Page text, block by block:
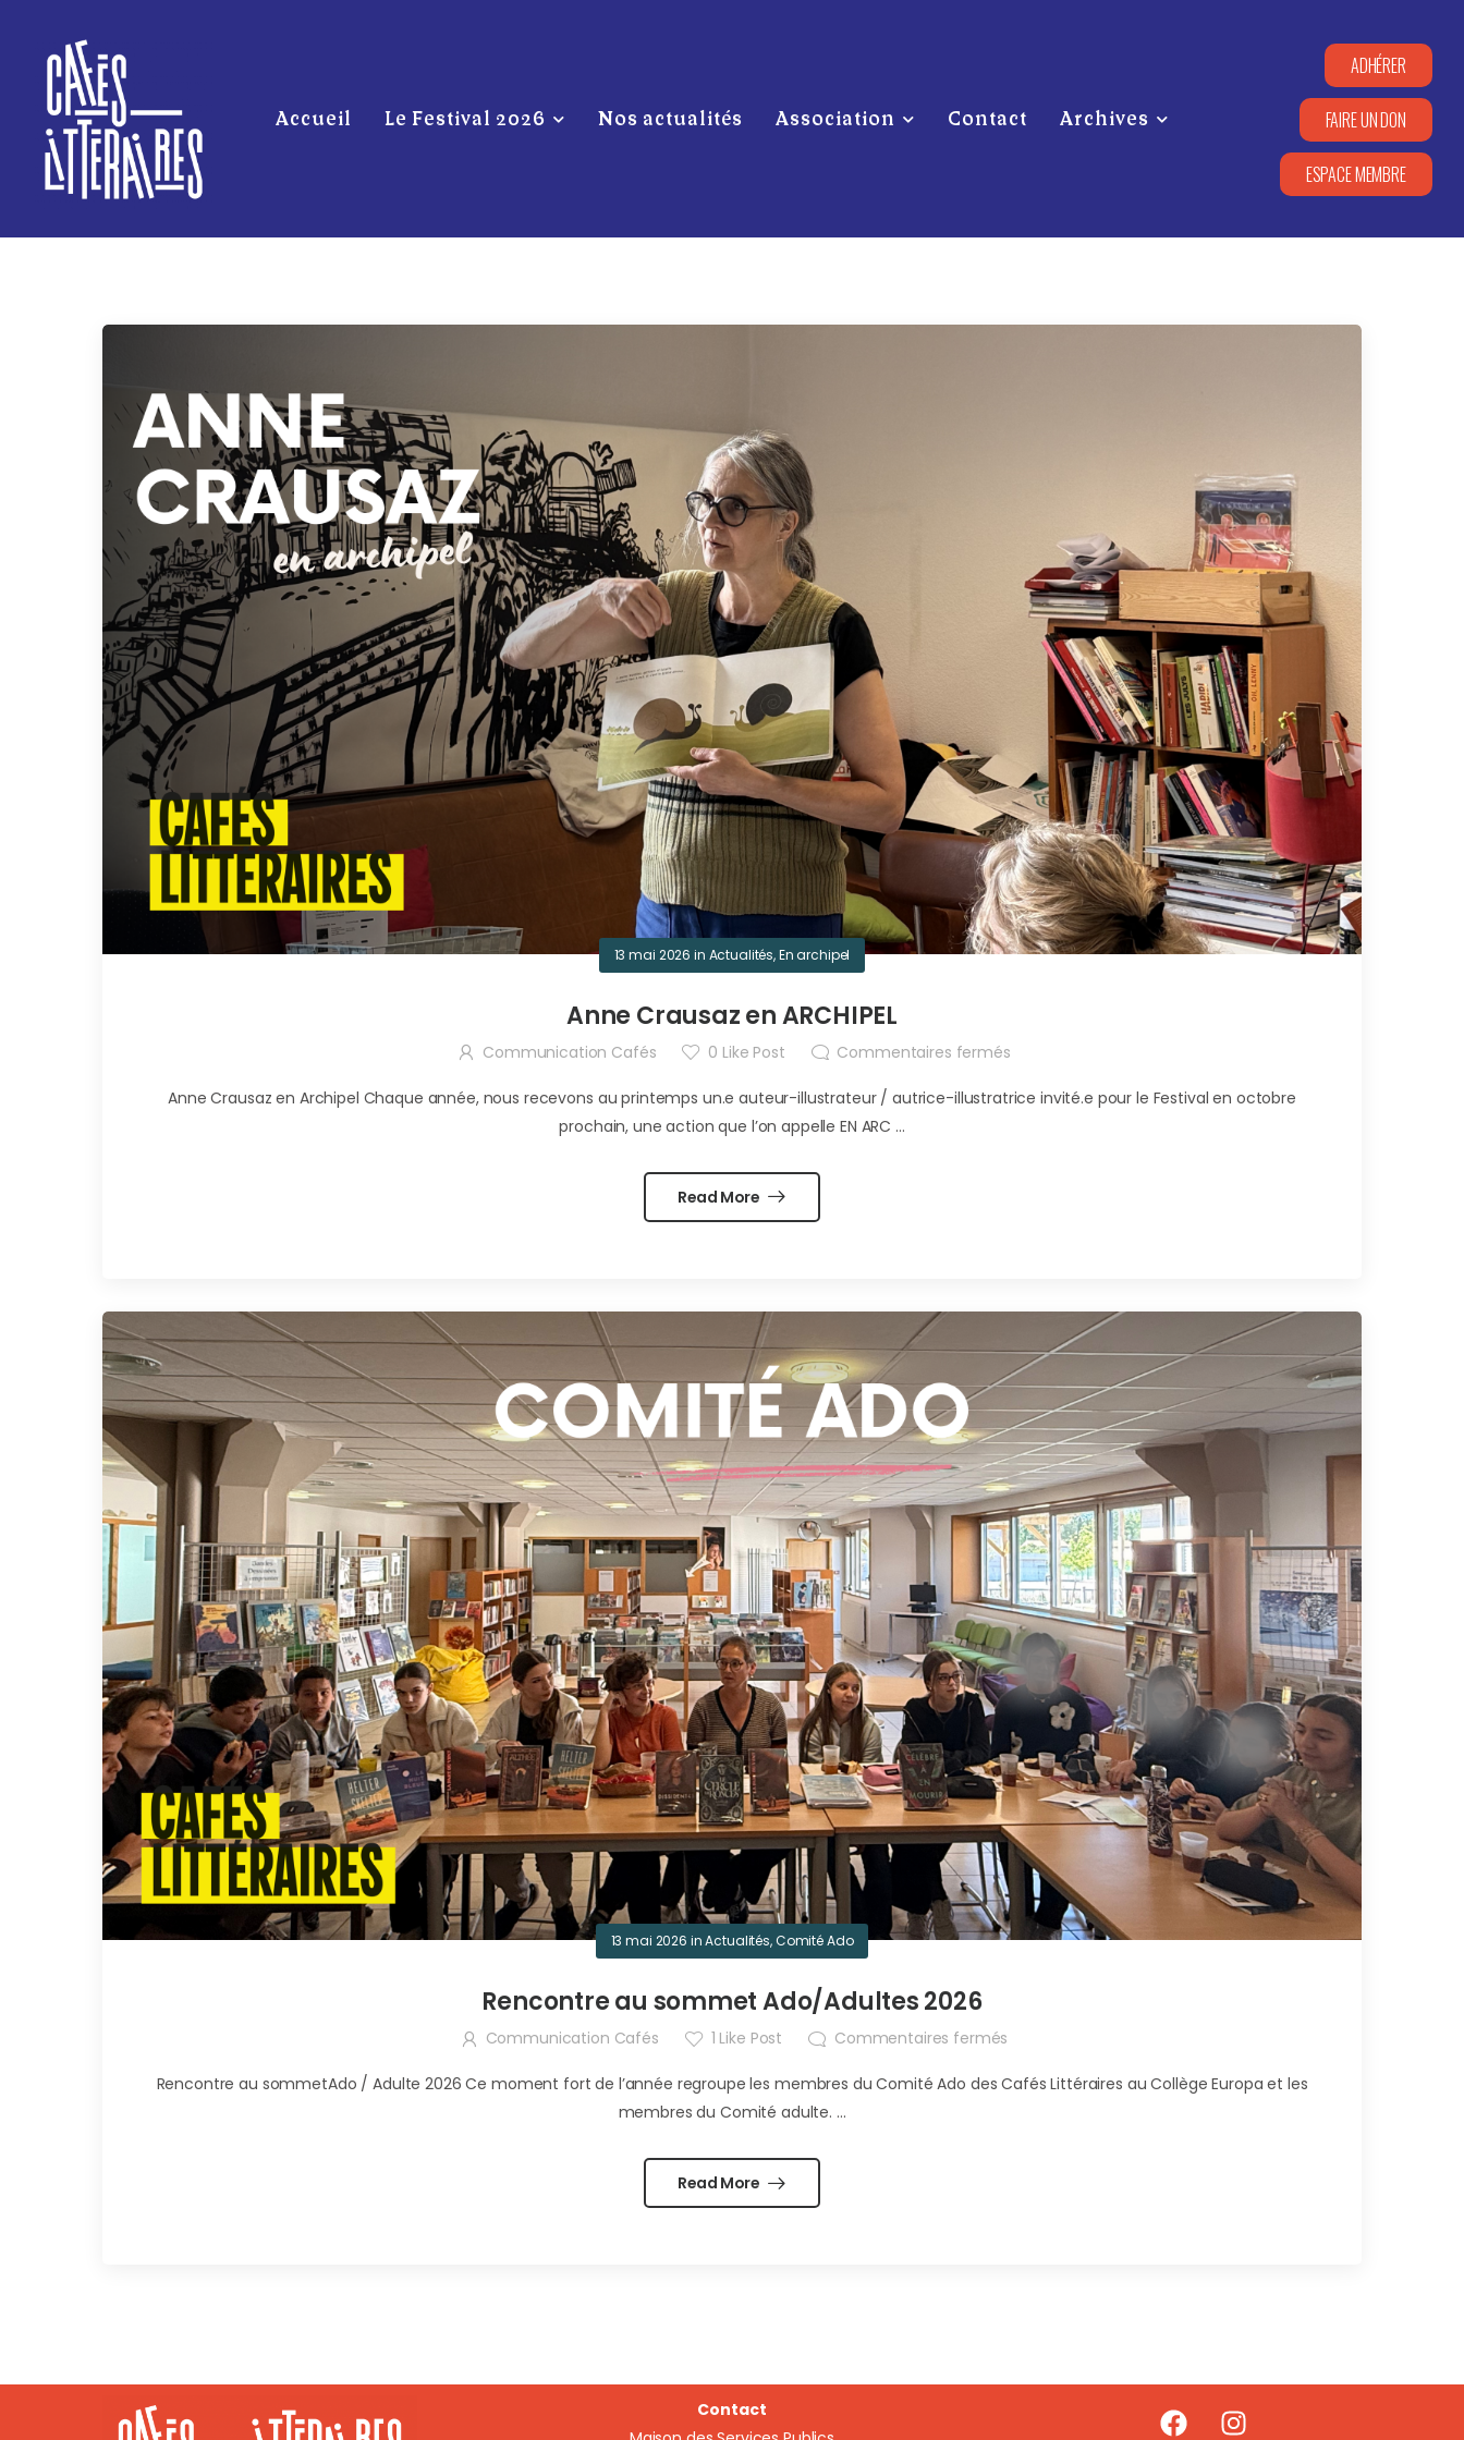
Accueil Le Festival 2026 Nos actualités Association Contact Archives
ADHÉRER
FAIRE UN DON
ESPACE MEMBRE
13 mai 2026 in Actualités,En archipel
Anne Crausaz en ARCHIPEL
Communication Cafés 0 Like Post Commentaires fermés
Anne Crausaz en Archipel Chaque année, nous recevons au printemps un.e auteur-illustrateur / autrice-illustratrice invité.e pour le Festival en octobre
prochain, une action que l’on appelle EN ARC ...
Read More
13 mai 2026 inActualités,Comité Ado
Rencontre au sommet Ado/Adultes 2026
Communication Cafés 1 Like Post Commentaires fermés
Rencontre au sommetAdo / Adulte 2026 Ce moment fort de l’année regroupe les membres du Comité Ado des Cafés Littéraires au Collège Europa et les
membres du Comité adulte. ...
Read More
Contact